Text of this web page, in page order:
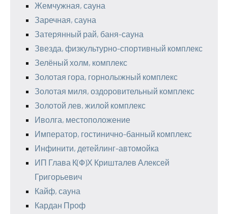
Жемчужная, сауна
Заречная, сауна
Затерянный рай, баня-сауна
Звезда, физкультурно-спортивный комплекс
Зелёный холм, комплекс
Золотая гора, горнолыжный комплекс
Золотая миля, оздоровительный комплекс
Золотой лев, жилой комплекс
Иволга, местоположение
Император, гостинично-банный комплекс
Инфинити, детейлинг-автомойка
ИП Глава К(Ф)Х Кришталев Алексей
Григорьевич
Кайф, сауна
Кардан Проф